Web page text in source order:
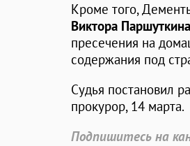
Кроме того,
Виктора Паршуткина
пресечения на
содержания под
Судья постановил
прокурор, 14 марта.
Подпишитесь на